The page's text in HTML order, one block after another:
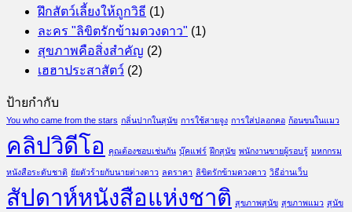
ฝึกสัตว์เลี้ยงให้ถูกวิธี (1)
ละคร "ลิขิตรักข้ามดวงดาว" (1)
สุขภาพคือสิ่งสำคัญ (2)
เฮฮาประสาสัตว์ (2)
ป้ายกำกับ
You who came from the stars กลิ่นปากในสุนัข การใช้สายจูง การใส่ปลอกคอ ก้อนขนในแมว
คลิปวิดีโอ คุณต้องชอบเช่นกัน บุ๊คแฟร์ ฝึกสุนัข พนักงานขายผู้รอบรู้ มหกกรม
หนังสือระดับชาติ ยัยตัวร้ายกับนายต่างดาว ลดราคา ลิขิตรักข้ามดวงดาว วิธีอ่านเว็บ
สัปดาห์หนังสือแห่งชาติ สุขภาพสุนัข สุขภาพแมว สุนัข